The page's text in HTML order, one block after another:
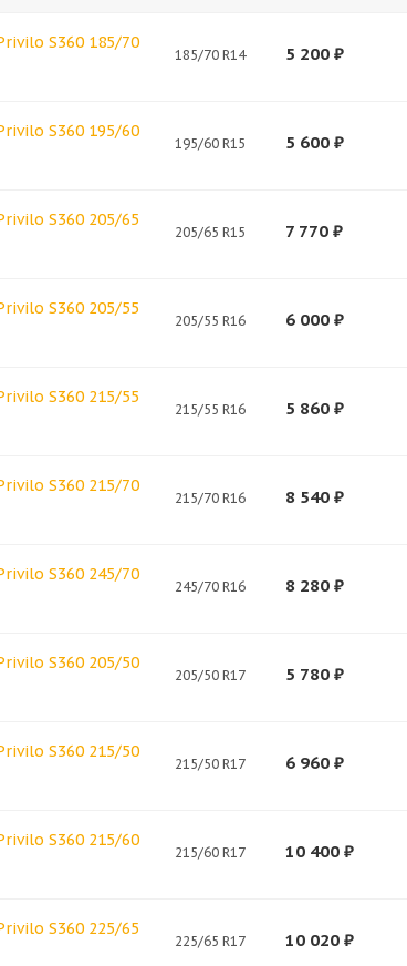
S360 185/70
185/70 R14 5 200 ₽
S360 195/60
195/60 R15 5 600 ₽
S360 205/65
205/65 R15 7 770 ₽
S360 205/55
205/55 R16 6 000 ₽
S360 215/55
215/55 R16 5 860 ₽
S360 215/70
215/70 R16 8 540 ₽
S360 245/70
245/70 R16 8 280 ₽
S360 205/50
205/50 R17 5 780 ₽
S360 215/50
215/50 R17 6 960 ₽
S360 215/60
215/60 R17 10 400 ₽
S360 225/65
225/65 R17 10 020 ₽